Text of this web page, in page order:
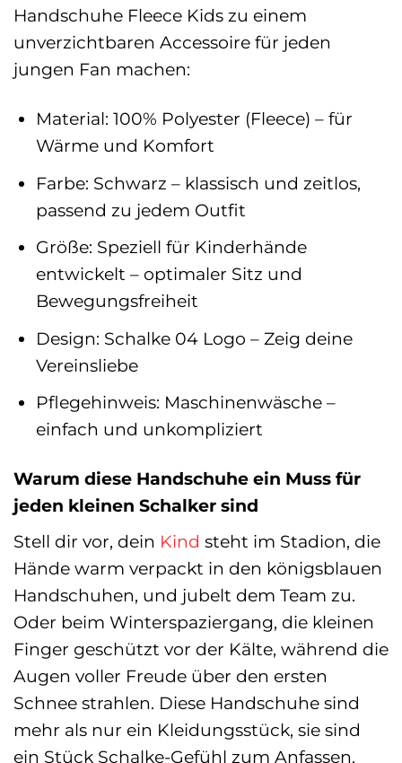
Handschuhe Fleece Kids zu einem
unverzichtbaren Accessoire für jeden
jungen Fan machen:
Material: 100% Polyester (Fleece) – für
Wärme und Komfort
Farbe: Schwarz – klassisch und zeitlos,
passend zu jedem Outfit
Größe: Speziell für Kinderhände
entwickelt – optimaler Sitz und
Bewegungsfreiheit
Design: Schalke 04 Logo – Zeig deine
Vereinsliebe
Pflegehinweis: Maschinenwäsche –
einfach und unkompliziert
Warum diese Handschuhe ein Muss für
jeden kleinen Schalker sind
Stell dir vor, dein Kind steht im Stadion, die
Hände warm verpackt in den königsblauen
Handschuhen, und jubelt dem Team zu.
Oder beim Winterspaziergang, die kleinen
Finger geschützt vor der Kälte, während die
Augen voller Freude über den ersten
Schnee strahlen. Diese Handschuhe sind
mehr als nur ein Kleidungsstück, sie sind
ein Stück Schalke-Gefühl zum Anfassen.